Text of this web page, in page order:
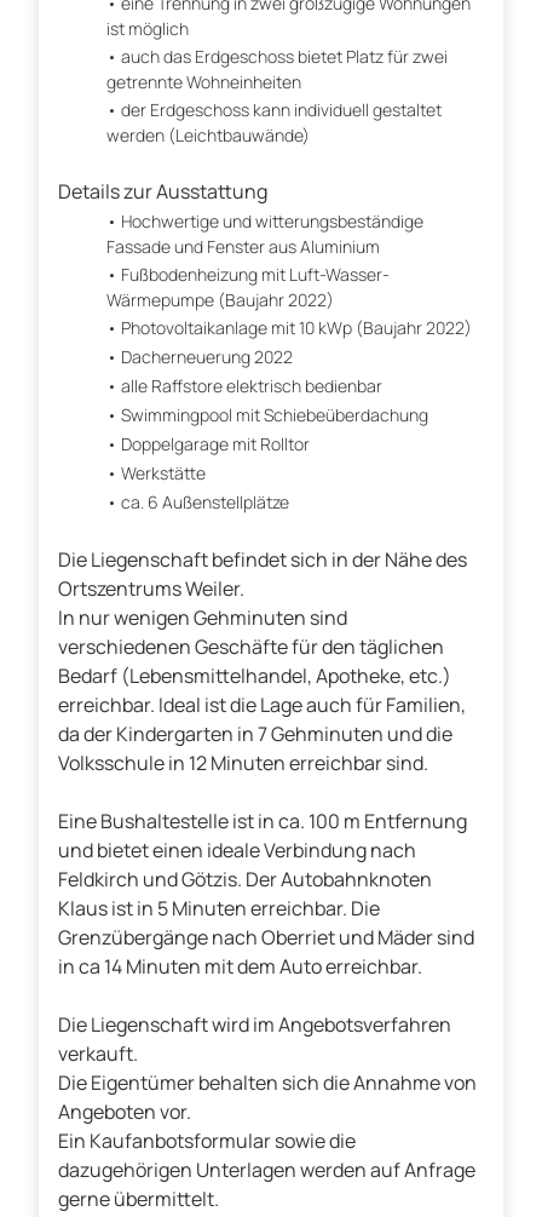
ist möglich
auch das Erdgeschoss bietet Platz für zwei
getrennte Wohneinheiten
der Erdgeschoss kann individuell gestaltet
werden (Leichtbauwände)
Details zur Ausstattung
Hochwertige und witterungsbeständige
Fassade und Fenster aus Aluminium
Fußbodenheizung mit Luft-Wasser-
Wärmepumpe (Baujahr 2022)
Photovoltaikanlage mit 10 kWp (Baujahr 2022)
Dacherneuerung 2022
alle Raffstore elektrisch bedienbar
Swimmingpool mit Schiebeüberdachung
Doppelgarage mit Rolltor
Werkstätte
ca. 6 Außenstellplätze
Die Liegenschaft befindet sich in der Nähe des
Ortszentrums Weiler.
In nur wenigen Gehminuten sind
verschiedenen Geschäfte für den täglichen
Bedarf (Lebensmittelhandel, Apotheke, etc.)
erreichbar. Ideal ist die Lage auch für Familien,
da der Kindergarten in 7 Gehminuten und die
Volksschule in 12 Minuten erreichbar sind.
Eine Bushaltestelle ist in ca. 100 m Entfernung
und bietet einen ideale Verbindung nach
Feldkirch und Götzis. Der Autobahnknoten
Klaus ist in 5 Minuten erreichbar. Die
Grenzübergänge nach Oberriet und Mäder sind
in ca 14 Minuten mit dem Auto erreichbar.
Die Liegenschaft wird im Angebotsverfahren
verkauft.
Die Eigentümer behalten sich die Annahme von
Angeboten vor.
Ein Kaufanbotsformular sowie die
dazugehörigen Unterlagen werden auf Anfrage
gerne übermittelt.